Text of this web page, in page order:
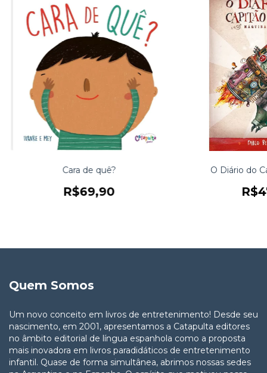
Cara de quê?
R$69,90
O Diário do
Quem Somos
Um novo conceito em livros de entretenimento! Desde seu
nascimento, em 2001, apresentamos a Catapulta editores
no âmbito editorial de língua espanhola como a proposta
mais inovadora em livros paradidáticos de entretenimento
infantil. Quase de forma simultânea, abrimos nossas sedes